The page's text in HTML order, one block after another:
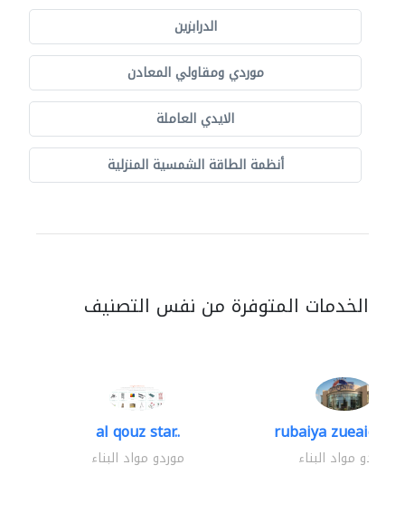
الدرابزين
موردي ومقاولي المعادن
الايدي العاملة
أنظمة الطاقة الشمسية المنزلية
الخدمات المتوفرة من نفس التصنيف
al qouz star..
موردو مواد البناء
rubaiya zueaid
موردو مواد البناء